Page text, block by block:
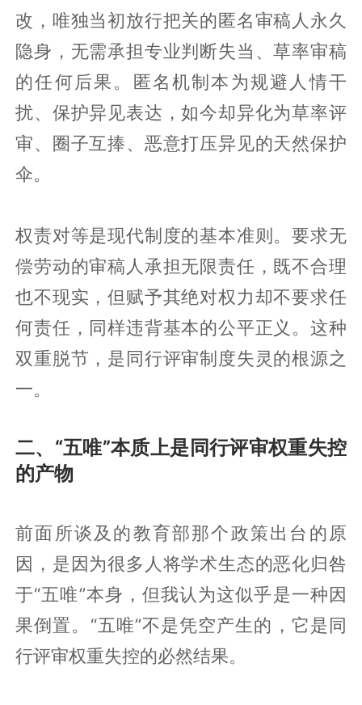
改，唯独当初放行把关的匿名审稿人永久
隐身，无需承担专业判断失当、草率审稿
的任何后果。匿名机制本为规避人情干
扰、保护异见表达，如今却异化为草率评
审、圈子互捧、恶意打压异见的天然保护
伞。
权责对等是现代制度的基本准则。要求无
偿劳动的审稿人承担无限责任，既不合理
也不现实，但赋予其绝对权力却不要求任
何责任，同样违背基本的公平正义。这种
双重脱节，是同行评审制度失灵的根源之
一。
二、“五唯”本质上是同行评审权重失控
的产物
前面所谈及的教育部那个政策出台的原
因，是因为很多人将学术生态的恶化归咎
于“五唯”本身，但我认为这似乎是一种因
果倒置。“五唯”不是凭空产生的，它是同
行评审权重失控的必然结果。